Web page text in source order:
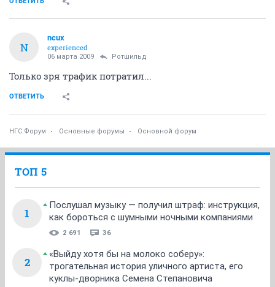
N
ncux
experienced
06 марта 2009 Ротшильд
Только зря трафик потратил...
ОТВЕТИТЬ
НГС.Форум Основные форумы Основной форум
ТОП 5
1
Послушал музыку — получил штраф: инструкция,
как бороться с шумными ночными компаниями
2 691 36
2
«Выйду хотя бы на молоко соберу»:
трогательная история уличного артиста, его
куклы-дворника Семена Степановича